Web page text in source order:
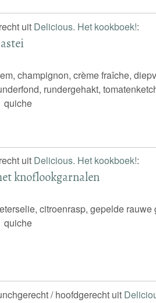
uit Delicious. Het kookboek!:
champignon, crème fraîche,
rundergehakt,
quiche
uit Delicious. Het kookboek!:
knoflookgarnalen
citroenrasp, gepelde
quiche
/ hoofdgerecht uit